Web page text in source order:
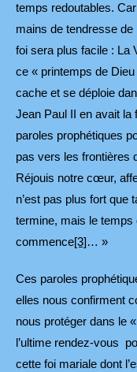
temps redoutables.
mains de tendresse
foi sera plus facile : La
ce « printemps de
cache et se déploie
Jean Paul II en avait la
paroles prophétiques
pas vers les frontières
Réjouis notre cœur,
n’est pas plus fort que
termine, mais le
commence[3]… »
Ces paroles
elles nous confirment
nous protéger dans le
l’ultime rendez-vous
cette foi mariale dont